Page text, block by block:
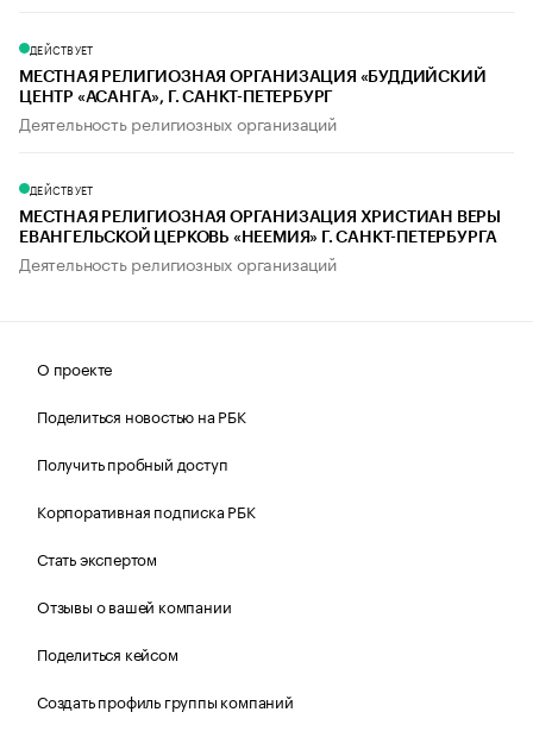
ДЕЙСТВУЕТ
МЕСТНАЯ РЕЛИГИОЗНАЯ ОРГАНИЗАЦИЯ «БУДДИЙСКИЙ
ЦЕНТР «АСАНГА», Г. САНКТ-ПЕТЕРБУРГ
Деятельность религиозных организаций
ДЕЙСТВУЕТ
МЕСТНАЯ РЕЛИГИОЗНАЯ ОРГАНИЗАЦИЯ ХРИСТИАН ВЕРЫ
ЕВАНГЕЛЬСКОЙ ЦЕРКОВЬ «НЕЕМИЯ» Г. САНКТ-ПЕТЕРБУРГА
Деятельность религиозных организаций
О проекте
Поделиться новостью на РБК
Получить пробный доступ
Корпоративная подписка РБК
Стать экспертом
Отзывы о вашей компании
Поделиться кейсом
Создать профиль группы компаний